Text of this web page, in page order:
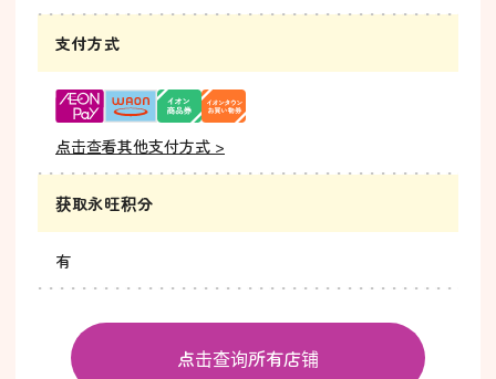
支付方式
点击查看其他支付方式 >
获取永旺积分
有
点击查询所有店铺